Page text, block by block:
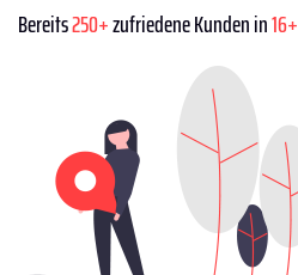
Bereits250+zufriedene Kunden in16+